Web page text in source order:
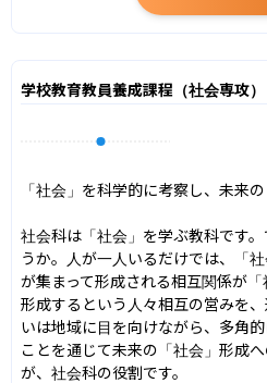
学校教育教員養成課程（社会専攻）
「社会」を科学的に考察し、未来
社会科は「社会」を学ぶ教科です
うか。人が一人いるだけでは、「
が集まって形成される相互関係が
形成するという人々相互の営みを
いは地域に目を向けながら、多角
ことを通じて未来の「社会」形成
が、社会科の役割です。